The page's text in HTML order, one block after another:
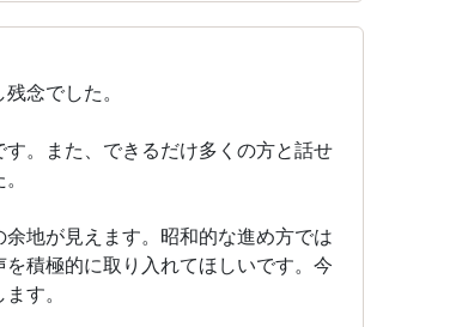
念でした。
。また、できるだけ多くの方と話せ
地が見えます。昭和的な進め方では
積極的に取り入れてほしいです。今
す。